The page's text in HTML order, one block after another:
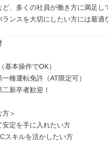
、多くの社員が働き方に満足し
ランスを大切にしたい方には最適
本操作でOK）
種運転免許（AT限定可）
新卒者歓迎！
方＞
安定を手に入れたい方
スキルを活かしたい方